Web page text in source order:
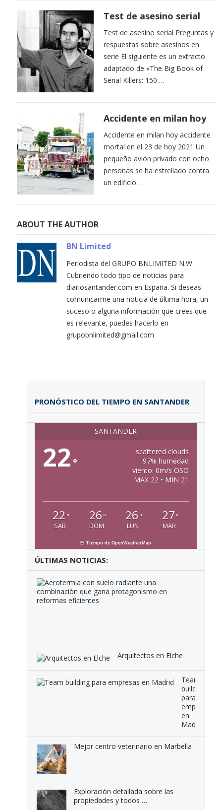
Test de asesino serial
Test de asesino serial Preguntas y
respuestas sobre asesinos en
serie El siguiente es un extracto
adaptado de «The Big Book of
Serial Killers: 150 …
Accidente en milan hoy
Accidente en milan hoy accidente
mortal en el 23 de hoy 2021 Un
pequeño avión privado con ocho
personas se ha estrellado contra
un edificio …
ABOUT THE AUTHOR
BN Limited
Periodista del GRUPO BNLIMITED N.W.
Cubriendo todo tipo de noticias para
diariosantander.com en España. Si deseas
comunicarme una noticia de última hora, un
suceso o alguna información que crees que
es relevante, puedes hacerlo en
grupobnlimited@gmail.com
PRONÓSTICO DEL TIEMPO EN SANTANDER
SANTANDER
22 °
scattered clouds
97% humedad
viento: 0m/s OSO
MAX 22 • MIN 21
22 °
SAB
26 °
DOM
26 °
LUN
27 °
MAR
El Tiempo de OpenWeatherMap
ÚLTIMAS NOTICIAS:
Arquitectos en Elche
Team
building
para
empresas
en
Madrid
Mejor centro veterinario en Marbella
Exploración detallada sobre las
propiedades y todos …